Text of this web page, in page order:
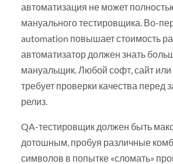
автоматизация не может
мануального тестировщика. Во-
automation повышает стоимость
автоматизатор должен знать
мануальщик. Любой софт, сайт
требует проверки качества перед
релиз.
QA-тестировщик должен быть
дотошным, пробуя различные
символов в попытке «сломать»